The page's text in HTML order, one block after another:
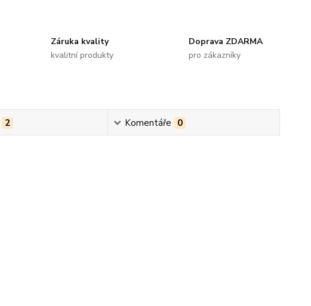
Záruka kvality
kvalitní produkty
Doprava ZDARMA
pro zákazníky
2 Komentáře 0